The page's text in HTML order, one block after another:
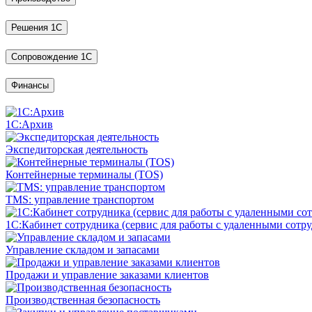
Решения 1С
Сопровождение 1С
Финансы
1С:Архив
Экспедиторская деятельность
Контейнерные терминалы (TOS)
TMS: управление транспортом
1С:Кабинет сотрудника (сервис для работы с удаленными
Управление складом и запасами
Продажи и управление заказами клиентов
Производственная безопасность